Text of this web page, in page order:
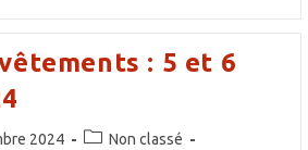
: 5 et 6
2024
PostNon classé